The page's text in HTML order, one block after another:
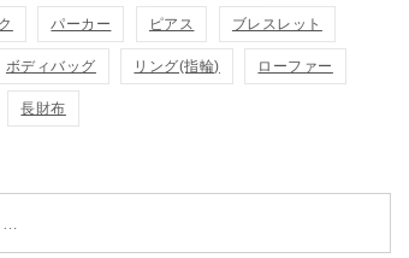
パーカー ピアス ブレスレット
ボディバッグ リング(指輪) ローファー
長財布